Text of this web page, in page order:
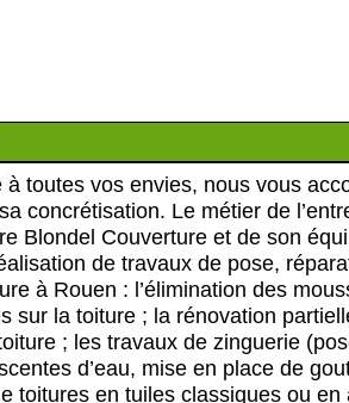
à toutes vos envies, nous vous
concrétisation. Le métier de
Blondel Couverture et de son
de travaux de pose,
à Rouen : l’élimination des
sur la toiture ; la rénovation
; les travaux de zinguerie
d’eau, mise en place de
toitures en tuiles classiques ou en